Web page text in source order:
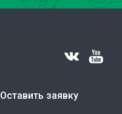
Оставить заявку